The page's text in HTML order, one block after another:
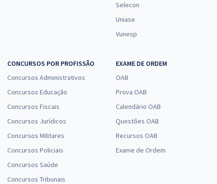
Selecon
Uniase
Vunesp
CONCURSOS POR PROFISSÃO
Concursos Administrativos
Concursos Educação
Concursos Fiscais
Concursos Jurídicos
Concursos Militares
Concursos Policiais
Concursos Saúde
Concursos Tribunais
EXAME DE ORDEM
OAB
Prova OAB
Calendário OAB
Questões OAB
Recursos OAB
Exame de Ordem